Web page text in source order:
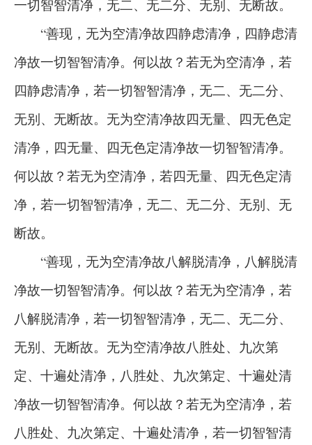
一切智智清净，无二、无二分、无别、无断故。
“善现，无为空清净故四静虑清净，四静虑清
净故一切智智清净。何以故？若无为空清净，若
四静虑清净，若一切智智清净，无二、无二分、
无别、无断故。无为空清净故四无量、四无色定
清净，四无量、四无色定清净故一切智智清净。
何以故？若无为空清净，若四无量、四无色定清
净，若一切智智清净，无二、无二分、无别、无
断故。
“善现，无为空清净故八解脱清净，八解脱清
净故一切智智清净。何以故？若无为空清净，若
八解脱清净，若一切智智清净，无二、无二分、
无别、无断故。无为空清净故八胜处、九次第
定、十遍处清净，八胜处、九次第定、十遍处清
净故一切智智清净。何以故？若无为空清净，若
八胜处、九次第定、十遍处清净，若一切智智清